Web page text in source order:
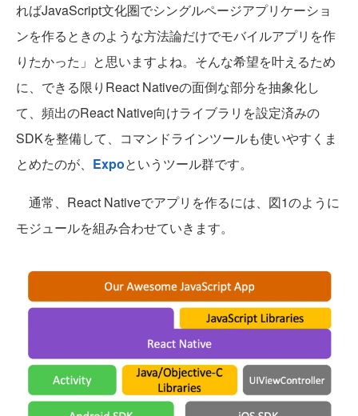
ればJavaScript文化圏でシングルページアプリケーショ
ンを作るときのような方法論だけでモバイルアプリを作
りたかった」と思いますよね。そんな希望を叶えるため
に、できる限りReact Nativeの面倒な部分を抽象化し
て、頻出のReact Native向けライブラリを設定済みの
SDKを整備して、コマンドラインツールも使いやすくま
とめたのが、 Expoというツール群です。
通常、React Nativeでアプリを作るには、図1のように
モジュールを組み合わせていきます。